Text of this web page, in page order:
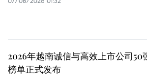
2026年越南诚信与高效上市公司50
榜单正式发布